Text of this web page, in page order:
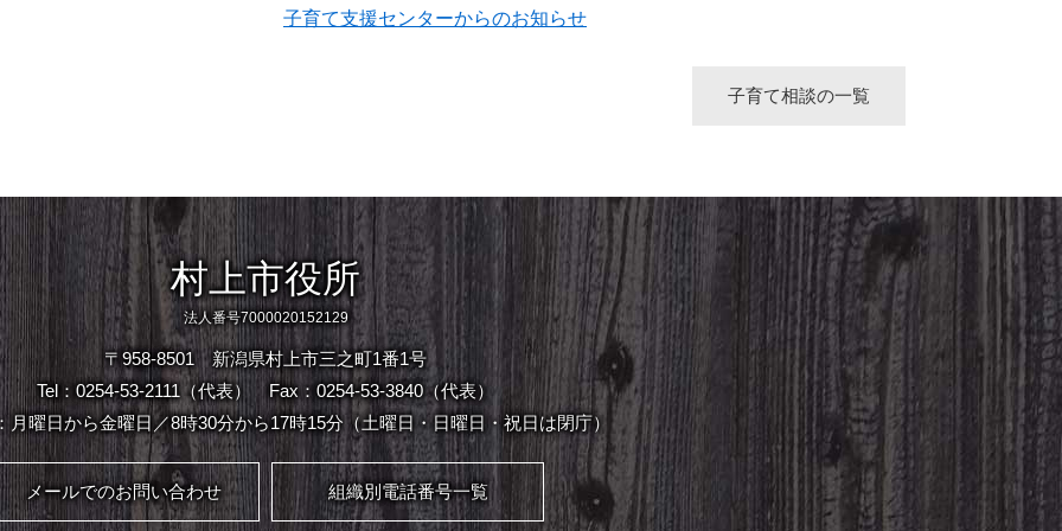
子育て支援センターからのお知らせ
子育て相談の一覧
村上市役所
法人番号7000020152129
〒958-8501 新潟県村上市三之町1番1号
Tel：0254-53-2111（代表）
Fax：0254-53-3840（代表）
月曜日から金曜日／8時30分から17時15分（土曜日・日曜日・祝日は閉庁）
メールでのお問い合わせ 組織別電話番号一覧